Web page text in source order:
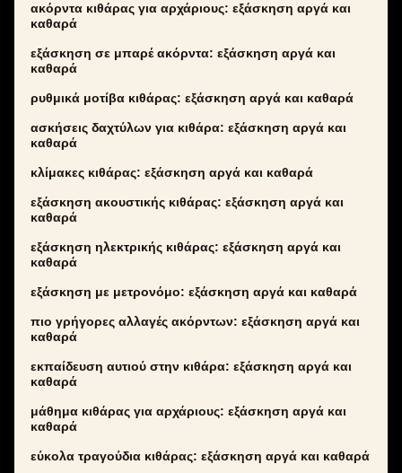
ακόρντα κιθάρας για αρχάριους: εξάσκηση αργά και
καθαρά
εξάσκηση σε μπαρέ ακόρντα: εξάσκηση αργά και
καθαρά
ρυθμικά μοτίβα κιθάρας: εξάσκηση αργά και καθαρά
ασκήσεις δαχτύλων για κιθάρα: εξάσκηση αργά και
καθαρά
κλίμακες κιθάρας: εξάσκηση αργά και καθαρά
εξάσκηση ακουστικής κιθάρας: εξάσκηση αργά και
καθαρά
εξάσκηση ηλεκτρικής κιθάρας: εξάσκηση αργά και
καθαρά
εξάσκηση με μετρονόμο: εξάσκηση αργά και καθαρά
πιο γρήγορες αλλαγές ακόρντων: εξάσκηση αργά και
καθαρά
εκπαίδευση αυτιού στην κιθάρα: εξάσκηση αργά και
καθαρά
μάθημα κιθάρας για αρχάριους: εξάσκηση αργά και
καθαρά
εύκολα τραγούδια κιθάρας: εξάσκηση αργά και καθαρά